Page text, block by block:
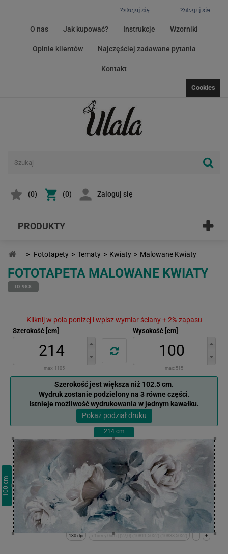
Zaloguj się
Zaloguj się
O nas Jak kupować? Instrukcje Wzorniki
Opinie klientów Najczęściej zadawane pytania
Kontakt
Cookies
(0) (0) Zaloguj się
PRODUKTY
> Fototapety > Tematy > Kwiaty > Malowane Kwiaty
FOTOTAPETA MALOWANE KWIATY
ID 988
Kliknij w pola poniżej i wpisz wymiar ściany + 2% zapasu
Szerokość [cm]
max: 1105
Wysokość [cm]
max: 515
Szerokość jest większa niż 102.5 cm.
Wydruk zostanie podzielony na 3 równe części.
Istnieje możliwość wydrukowania w jednym kawałku.
Pokaż podział druku
214cm
100
cm
+
-
x:1cm y:0cm | (27,0) (10811,5052) (10838,5052)
130 dpi